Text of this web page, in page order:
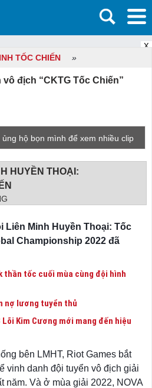
X
TỐC CHIẾN »
địch “CKTG Tốc Chiến”
ủng hộ bọn mình để xem nhiều clip
HUYỀN THOẠI:
Liên Minh Huyền Thoại: Tốc
Championship 2022 đã
thần tốc cuối mùa cùng đội hình
nợ lương tuyển thủ
Lõi Kim Cương mới mang đến hiệu
bên LMHT, Riot Games bắt
vinh danh đội tuyển vô địch giải
năm. Và ở mùa giải 2022, NOVA